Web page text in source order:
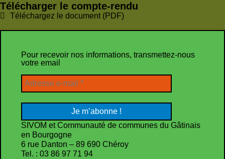
Télécharger le compte-rendu
Téléchargez le document (PDF)
Pour recevoir nos informations, transmettez-nous
votre email
SIVOM et Communauté de communes du Gâtinais
en Bourgogne
6 rue Danton – 89 690 Chéroy
Tel. : 03 86 97 71 94